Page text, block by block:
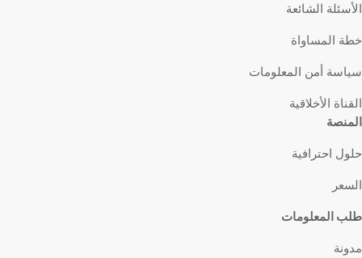
الأسئلة الشائعة
خطة المساواة
سياسة أمن المعلومات
القناة الأخلاقية
المنصة
حلول احترافية
السعر
طلب المعلومات
مدونة